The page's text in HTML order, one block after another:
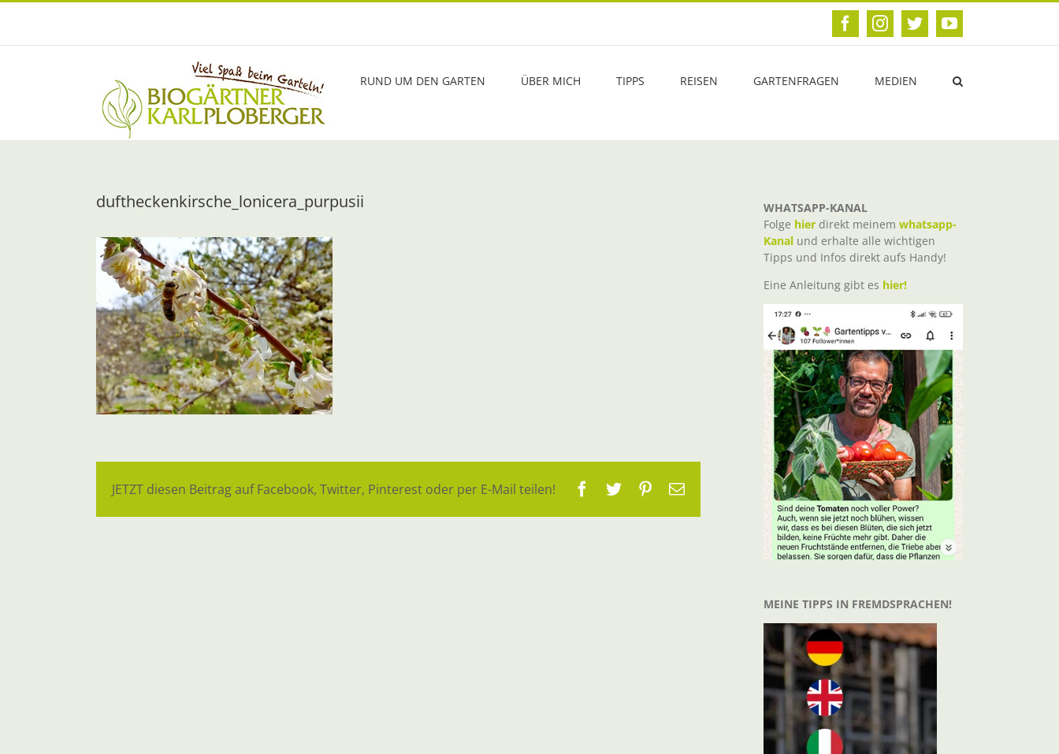
Zum
FacebookInstagram
TwitterYouTube
RUND UM DEN GARTEN ÜBER MICH TIPPS REISEN GARTENFRAGEN MEDIEN
duftheckenkirsche_lonicera_purpusii
JETZT diesen Beitrag auf Facebook, Twitter, Pinterest oder per E-Mail teilen! Facebook
TwitterPinterest
E-
WHATSAPP-KANAL
Folge hier direkt meinem whatsapp-
Kanal und erhalte alle wichtigen
Tipps und Infos direkt aufs Handy!
Eine Anleitung gibt es hier!
MEINE TIPPS IN FREMDSPRACHEN!